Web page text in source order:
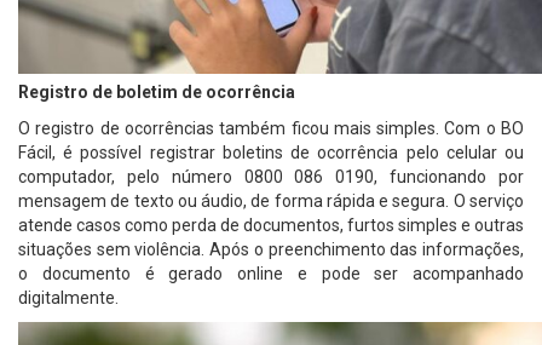
Registro de boletim de ocorrência
O registro de ocorrências também ficou mais simples. Com o BO
Fácil, é possível registrar boletins de ocorrência pelo celular ou
computador, pelo número 0800 086 0190, funcionando por
mensagem de texto ou áudio, de forma rápida e segura. O serviço
atende casos como perda de documentos, furtos simples e outras
situações sem violência. Após o preenchimento das informações,
o documento é gerado online e pode ser acompanhado
digitalmente.